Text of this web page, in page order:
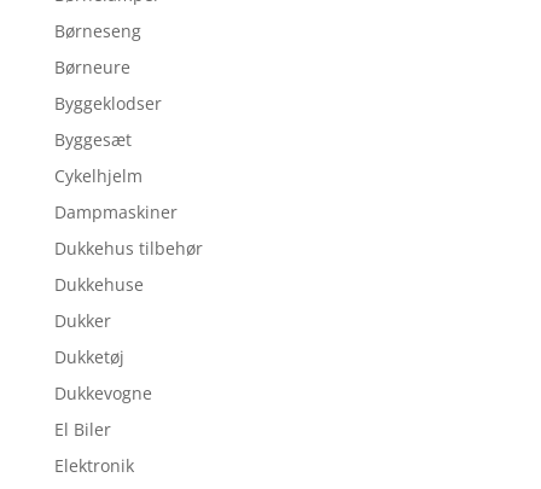
Børneseng
Børneure
Byggeklodser
Byggesæt
Cykelhjelm
Dampmaskiner
Dukkehus tilbehør
Dukkehuse
Dukker
Dukketøj
Dukkevogne
El Biler
Elektronik